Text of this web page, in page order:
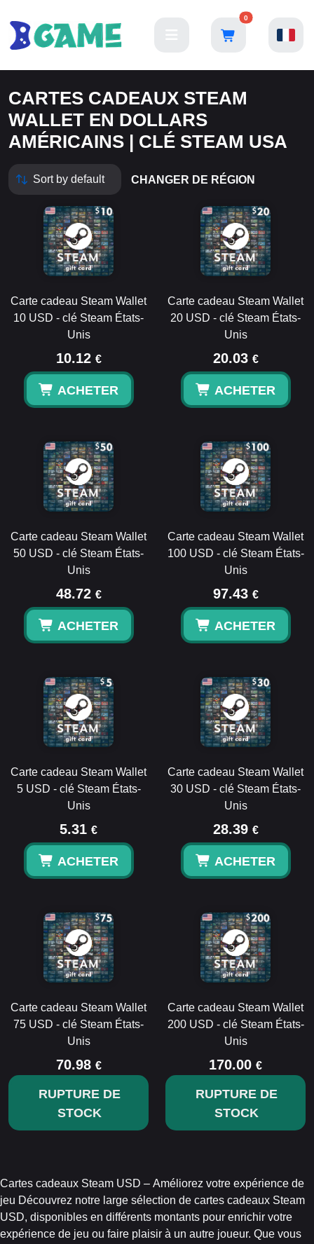
0
CARTES CADEAUX STEAM
WALLET EN DOLLARS
AMÉRICAINS | CLÉ STEAM USA
CHANGER DE RÉGION
Carte cadeau Steam Wallet
10 USD - clé Steam États-
Unis
10.12 €
ACHETER
Carte cadeau Steam Wallet
20 USD - clé Steam États-
Unis
20.03 €
ACHETER
Carte cadeau Steam Wallet
50 USD - clé Steam États-
Unis
48.72 €
ACHETER
Carte cadeau Steam Wallet
100 USD - clé Steam États-
Unis
97.43 €
ACHETER
Carte cadeau Steam Wallet
5 USD - clé Steam États-
Unis
5.31 €
ACHETER
Carte cadeau Steam Wallet
30 USD - clé Steam États-
Unis
28.39 €
ACHETER
Carte cadeau Steam Wallet
75 USD - clé Steam États-
Unis
70.98 €
RUPTURE DE
STOCK
Carte cadeau Steam Wallet
200 USD - clé Steam États-
Unis
170.00 €
RUPTURE DE
STOCK
Cartes cadeaux Steam USD – Améliorez votre expérience de
jeu Découvrez notre large sélection de cartes cadeaux Steam
USD, disponibles en différents montants pour enrichir votre
expérience de jeu ou faire plaisir à un autre joueur. Que vous